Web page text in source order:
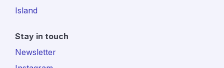
Island
Stay in touch
Newsletter